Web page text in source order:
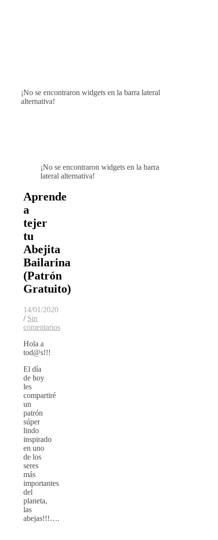
¡No se encontraron widgets en la barra lateral
alternativa!
¡No se encontraron widgets en la barra
lateral alternativa!
Aprende
a
tejer
tu
Abejita
Bailarina
(Patrón
Gratuito)
14/01/2020
/ Sin
comentarios
Hola a
tod@s!!!
El día
de hoy
les
compartiré
un
patrón
súper
lindo
inspirado
en uno
de los
seres
más
importantes
del
planeta,
las
abejas!!!….